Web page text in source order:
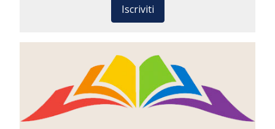
Iscriviti